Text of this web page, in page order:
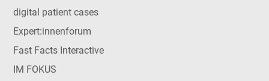
digital patient cases
Expert:innenforum
Fast Facts Interactive
IM FOKUS